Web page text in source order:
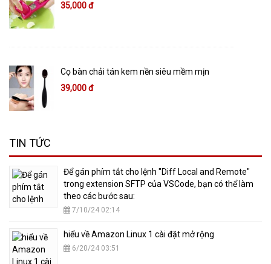
35,000 đ
Cọ bàn chải tán kem nền siêu mềm mịn
39,000 đ
TIN TỨC
​Để gán phím tắt cho lệnh "Diff Local and Remote"
trong extension SFTP của VSCode, bạn có thể làm
theo các bước sau:
7/10/24 02:14
hiểu về Amazon Linux 1 cài đặt mở rộng
6/20/24 03:51